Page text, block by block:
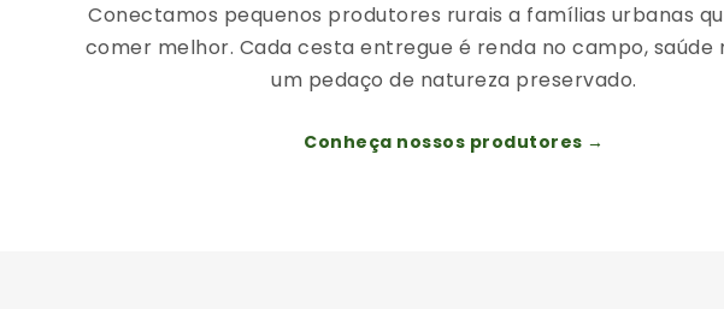
Conectamos pequenos produtores rurais a famílias urbanas
comer melhor. Cada cesta entregue é renda no campo, saúde
um pedaço de natureza preservado.
Conheça nossos produtores →